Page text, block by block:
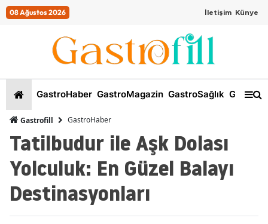
08 Ağustos 2026 İletişim Künye
GastroHaber GastroMagazin GastroSağlık
Gastrofill GastroHaber
Tatilbudur ile Aşk Dolası
Yolculuk: En Güzel Balayı
Destinasyonları